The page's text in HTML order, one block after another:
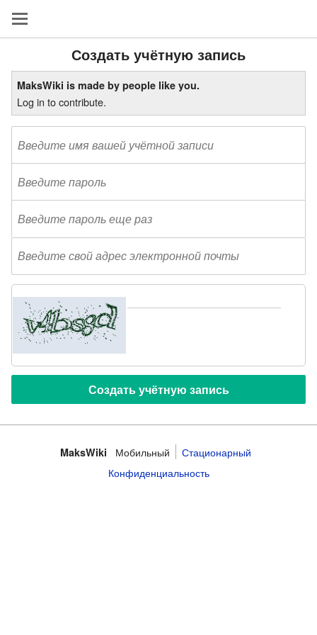
Создать учётную запись
MaksWiki is made by people like you.
Log in to contribute.
MaksWiki Мобильный
Стационарный
Конфиденциальность